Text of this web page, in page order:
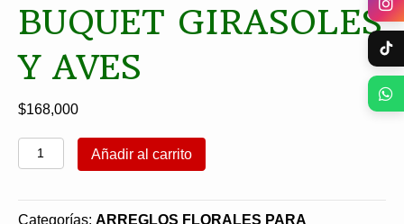
BUQUET GIRASOLES
Y AVES
$168,000
Buquet
Girasoles
Añadir al carrito
Categorías: ARREGLOS FLORALES PARA